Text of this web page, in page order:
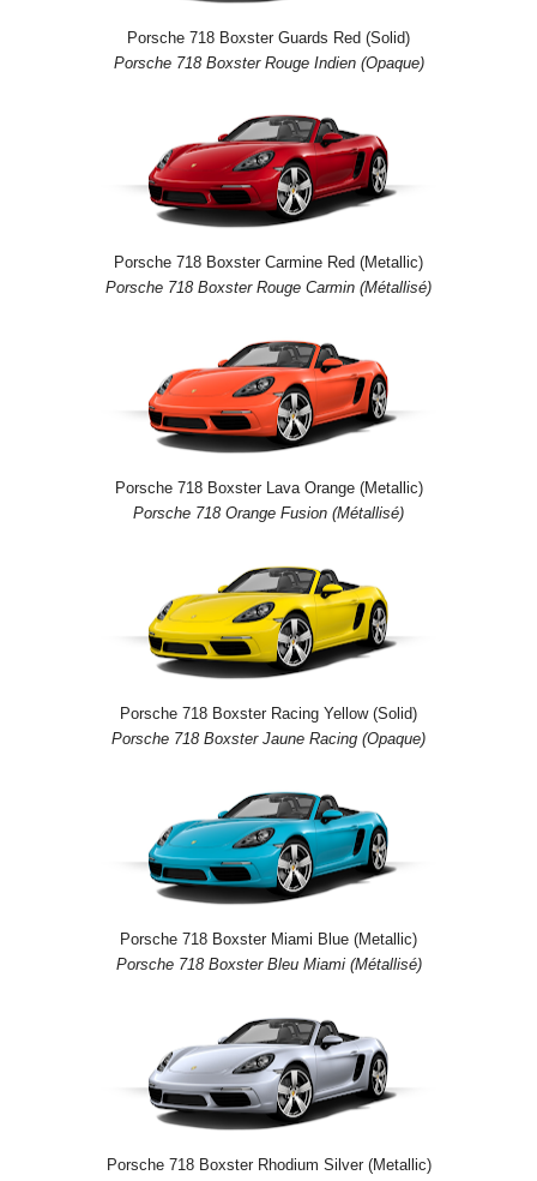
Porsche 718 Boxster Guards Red (Solid)
Porsche 718 Boxster Rouge Indien (Opaque)
Porsche 718 Boxster Carmine Red (Metallic)
Porsche 718 Boxster Rouge Carmin (Métallisé)
Porsche 718 Boxster Lava Orange (Metallic)
Porsche 718 Orange Fusion (Métallisé)
Porsche 718 Boxster Racing Yellow (Solid)
Porsche 718 Boxster Jaune Racing (Opaque)
Porsche 718 Boxster Miami Blue (Metallic)
Porsche 718 Boxster Bleu Miami (Métallisé)
Porsche 718 Boxster Rhodium Silver (Metallic)